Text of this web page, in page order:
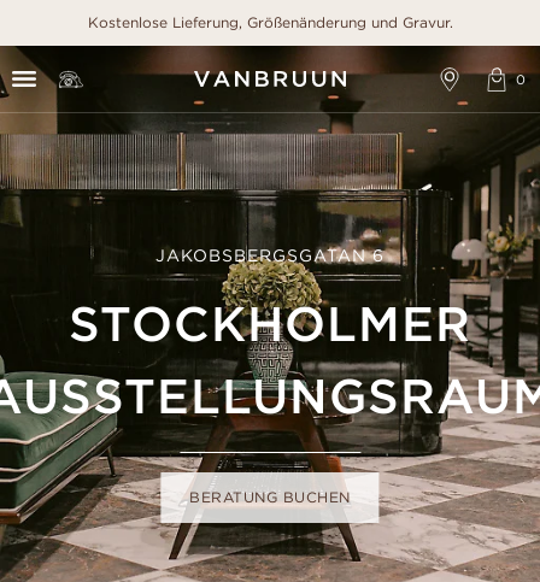
Kostenlose Lieferung, Größenänderung und Gravur.
JAKOBSBERGSGATAN 6
STOCKHOLMER
BERATUNG BUCHEN